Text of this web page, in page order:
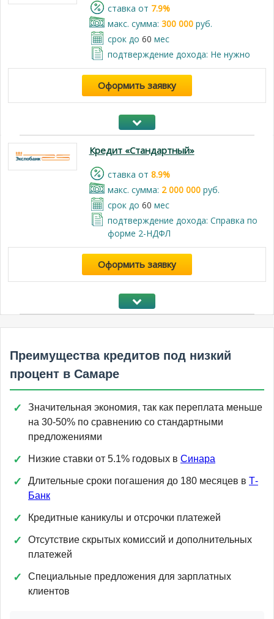
cтавка от 7.9%
макс. сумма: 300 000руб.
срок до 60 мес
подтверждение дохода: Не нужно
Оформить заявку
Кредит «Стандартный»
cтавка от 8.9%
макс. сумма: 2 000 000руб.
срок до 60 мес
подтверждение дохода: Справка по
форме 2-НДФЛ
Оформить заявку
Преимущества кредитов под низкий
процент в Самаре
Значительная экономия, так как переплата меньше
на 30-50% по сравнению со стандартными
предложениями
Низкие ставки от 5.1% годовых в Синара
Длительные сроки погашения до 180 месяцев в Т-
Банк
Кредитные каникулы и отсрочки платежей
Отсутствие скрытых комиссий и дополнительных
платежей
Специальные предложения для зарплатных
клиентов